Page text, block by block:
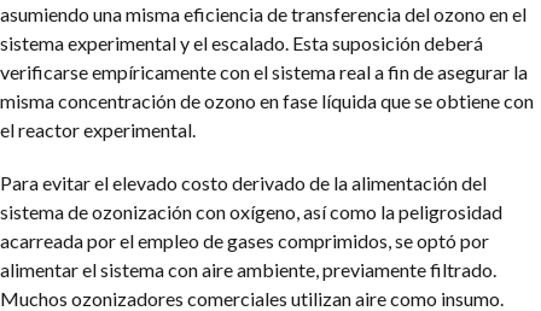
asumiendo una misma eficiencia de transferencia del ozono en el
sistema experimental y el escalado. Esta suposición deberá
verificarse empíricamente con el sistema real a fin de asegurar la
misma concentración de ozono en fase líquida que se obtiene con
el reactor experimental.
Para evitar el elevado costo derivado de la alimentación del
sistema de ozonización con oxígeno, así como la peligrosidad
acarreada por el empleo de gases comprimidos, se optó por
alimentar el sistema con aire ambiente, previamente filtrado.
Muchos ozonizadores comerciales utilizan aire como insumo.